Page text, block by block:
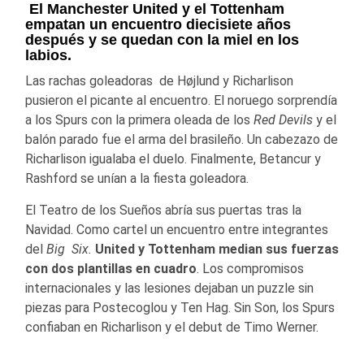
El Manchester United y el Tottenham
empatan un encuentro diecisiete años
después y se quedan con la miel en los
labios.
Las rachas goleadoras de Højlund y Richarlison
pusieron el picante al encuentro. El noruego sorprendía
a los Spurs con la primera oleada de los Red Devils y el
balón parado fue el arma del brasileño. Un cabezazo de
Richarlison igualaba el duelo. Finalmente, Betancur y
Rashford se unían a la fiesta goleadora.
El Teatro de los Sueños abría sus puertas tras la
Navidad. Como cartel un encuentro entre integrantes
del Big Six. United y Tottenham median sus fuerzas
con dos plantillas en cuadro. Los compromisos
internacionales y las lesiones dejaban un puzzle sin
piezas para Postecoglou y Ten Hag. Sin Son, los Spurs
confiaban en Richarlison y el debut de Timo Werner.